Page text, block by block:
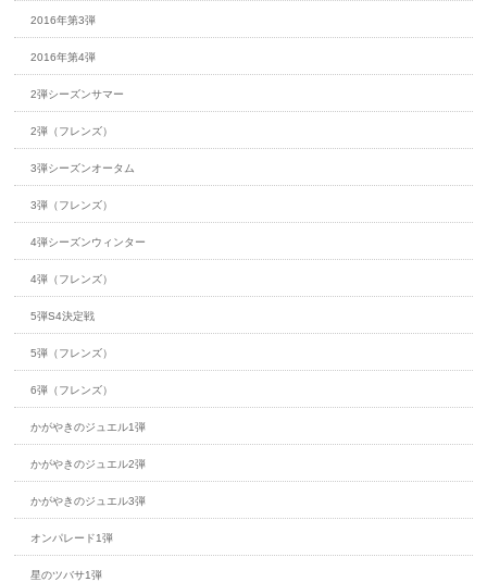
2016年第3弾
2016年第4弾
2弾シーズンサマー
2弾（フレンズ）
3弾シーズンオータム
3弾（フレンズ）
4弾シーズンウィンター
4弾（フレンズ）
5弾S4決定戦
5弾（フレンズ）
6弾（フレンズ）
かがやきのジュエル1弾
かがやきのジュエル2弾
かがやきのジュエル3弾
オンパレード1弾
星のツバサ1弾